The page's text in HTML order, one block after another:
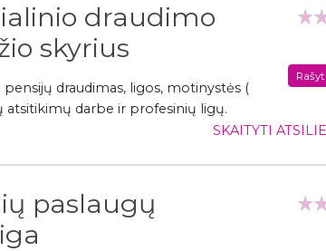
draudimo
skyrius
pensijų draudimas, ligos, motinystės (
atsitikimų darbe ir profesinių ligų.
SKAITYTI
paslaugų